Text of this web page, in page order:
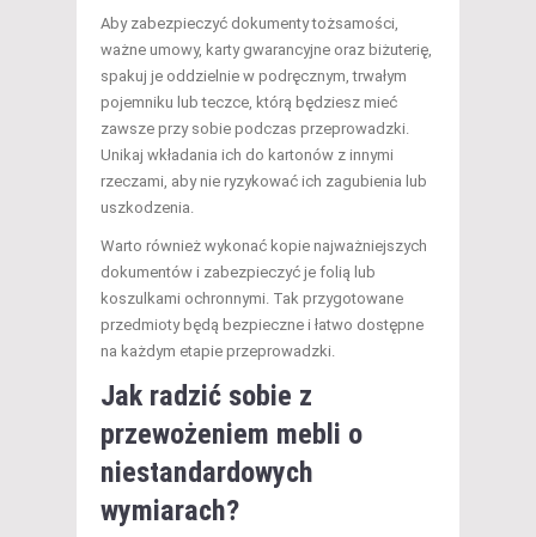
Aby zabezpieczyć dokumenty tożsamości,
ważne umowy, karty gwarancyjne oraz biżuterię,
spakuj je oddzielnie w podręcznym, trwałym
pojemniku lub teczce, którą będziesz mieć
zawsze przy sobie podczas przeprowadzki.
Unikaj wkładania ich do kartonów z innymi
rzeczami, aby nie ryzykować ich zagubienia lub
uszkodzenia.
Warto również wykonać kopie najważniejszych
dokumentów i zabezpieczyć je folią lub
koszulkami ochronnymi. Tak przygotowane
przedmioty będą bezpieczne i łatwo dostępne
na każdym etapie przeprowadzki.
Jak radzić sobie z
przewożeniem mebli o
niestandardowych
wymiarach?